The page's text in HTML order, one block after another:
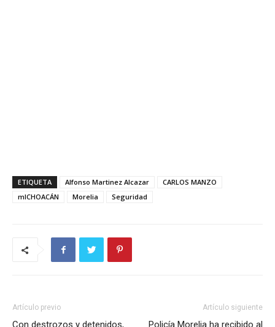
ETIQUETA Alfonso Martinez Alcazar
CARLOS MANZO
mICHOACÁN
Morelia Seguridad
Artículo previo Artículo siguiente